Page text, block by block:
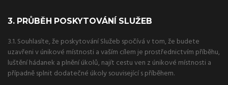
3. PRŮBĚH POSKYTOVÁNÍ SLUŽEB
3.1. Souhlasíte, že poskytování Služeb spočívá v tom, že budete
uzavřeni v únikové místnosti a vaším cílem je prostřednictvím příběhu,
luštění hádanek a plnění úkolů, najít cestu ven z únikové místnosti a
případně splnit dodatečné úkoly související s příběhem.